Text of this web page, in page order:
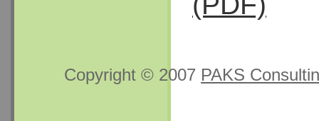
Copyright © 2007 PAKS